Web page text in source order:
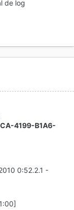
de log
4199-B1A6-
0:52.2.1 -